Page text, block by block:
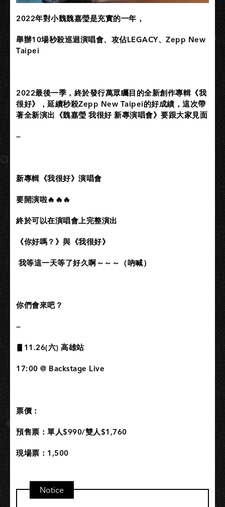
2022年對小魏魏嘉瑩是充實的一年，
舉辦10場秒殺巡迴演唱會、攻佔LEGACY、Zepp New
Taipei
2022最後一季，終於發行萬眾矚目的全新創作專輯《我
很好》，延續秒殺Zepp New Taipei的好成績，這次帶
著全新演出《魏嘉瑩 我很好 新專演唱會》要跟大家見面
—
新專輯《我很好》演唱會
要開演啦🔥🔥🔥
終於可以在演唱會上完整演出
《你好嗎？》與《我很好》
我等這一天等了好久啊～～～（吶喊）
你們會來吧？
—
▋11.26(六) 高雄站
17:00 @ Backstage Live
票價：
預售票：單人$990/雙人$1,760
現場票：1,500
Notice